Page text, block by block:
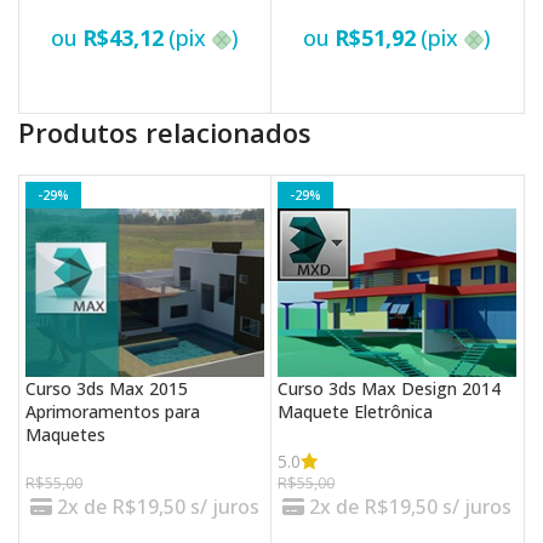
ou R$43,12 (pix ) ou R$51,92 (pix )
Produtos relacionados
-29%
Curso 3ds Max 2015
Aprimoramentos para
Maquetes
R$55,00
2x de R$19,50 s/ juros
-29%
Curso 3ds Max Design 2014
Maquete Eletrônica
5.0
R$55,00
2x de R$19,50 s/ juros